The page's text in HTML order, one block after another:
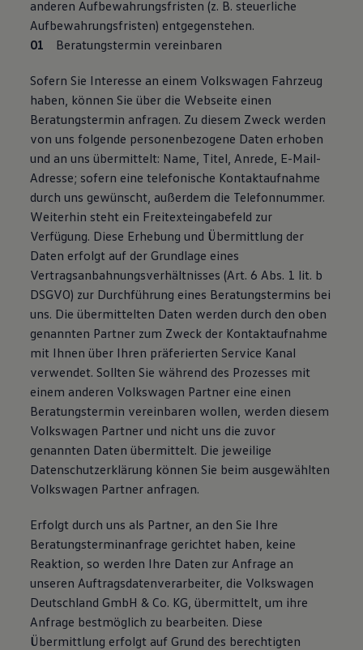
anderen Aufbewahrungsfristen (z. B. steuerliche
Aufbewahrungsfristen) entgegenstehen.
Beratungstermin vereinbaren
Sofern Sie Interesse an einem Volkswagen Fahrzeug
haben, können Sie über die Webseite einen
Beratungstermin anfragen. Zu diesem Zweck werden
von uns folgende personenbezogene Daten erhoben
und an uns übermittelt: Name, Titel, Anrede, E-Mail-
Adresse; sofern eine telefonische Kontaktaufnahme
durch uns gewünscht, außerdem die Telefonnummer.
Weiterhin steht ein Freitexteingabefeld zur
Verfügung. Diese Erhebung und Übermittlung der
Daten erfolgt auf der Grundlage eines
Vertragsanbahnungsverhältnisses (Art. 6 Abs. 1 lit. b
DSGVO) zur Durchführung eines Beratungstermins bei
uns. Die übermittelten Daten werden durch den oben
genannten Partner zum Zweck der Kontaktaufnahme
mit Ihnen über Ihren präferierten Service Kanal
verwendet. Sollten Sie während des Prozesses mit
einem anderen Volkswagen Partner eine einen
Beratungstermin vereinbaren wollen, werden diesem
Volkswagen Partner und nicht uns die zuvor
genannten Daten übermittelt. Die jeweilige
Datenschutzerklärung können Sie beim ausgewählten
Volkswagen Partner anfragen.
Erfolgt durch uns als Partner, an den Sie Ihre
Beratungsterminanfrage gerichtet haben, keine
Reaktion, so werden Ihre Daten zur Anfrage an
unseren Auftragsdatenverarbeiter, die Volkswagen
Deutschland GmbH & Co. KG, übermittelt, um ihre
Anfrage bestmöglich zu bearbeiten. Diese
Übermittlung erfolgt auf Grund des berechtigten